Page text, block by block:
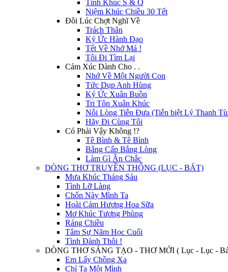
Tình Khúc S & Q
Niệm Khúc Chiều 30 Tết
Đôi Lúc Chợt Nghĩ Về
Trách Thân
Ký Ức Hành Đạo
Tết Về Nhớ Má !
Tôi Đi Tìm Lại
Cảm Xúc Dành Cho . .
Nhớ Về Một Người Con
Tức Dụp Anh Hùng
Ký Ức Xuân Buồn
Tri Tôn Xuân Khúc
Nỗi Lòng Tiễn Đưa (Tiễn biệt Lý Thanh
Hãy Đi Cùng Tôi
Có Phải Vậy Không !?
Tê Bình & Tê Bình
Bằng Cấp Bằng Lòng
Làm Gì Ăn Chắc
DÒNG THƠ TRUYỀN THỐNG (LỤC - BÁT)
Mưa Khúc Tháng Sáu
Tình Lỡ Làng
Chốn Này Mình Ta
Hoài Cảm Hương Hoa Sữa
Mơ Khúc Tương Phùng
Ráng Chiều
Tâm Sự Năm Học Cuối
Tình Đành Thôi !
DÒNG THƠ SÁNG TẠO - THƠ MỚI ( Lục - Lục -
Em Lấy Chồng Xa
Chỉ Ta Một Mình